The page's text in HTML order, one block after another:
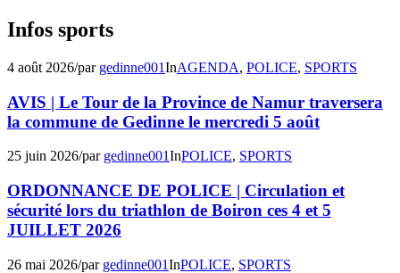
Infos sports
4 août 2026/par gedinne001InAGENDA, POLICE, SPORTS
AVIS | Le Tour de la Province de Namur traversera
la commune de Gedinne le mercredi 5 août
25 juin 2026/par gedinne001InPOLICE, SPORTS
ORDONNANCE DE POLICE | Circulation et
sécurité lors du triathlon de Boiron ces 4 et 5
JUILLET 2026
26 mai 2026/par gedinne001InPOLICE, SPORTS